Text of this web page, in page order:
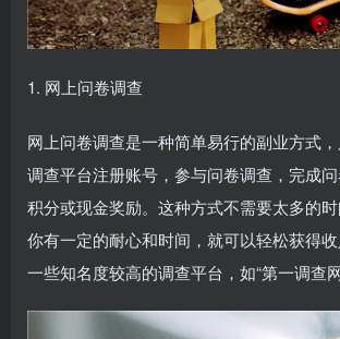
1. 网上问卷调查
网上问卷调查是一种简单易行的副业方式
调查平台注册账号，参与问卷调查，完成
积分或现金奖励。这种方式不需要太多的
你有一定的耐心和时间，就可以轻松获得
一些知名度较高的调查平台，如“第一调查网